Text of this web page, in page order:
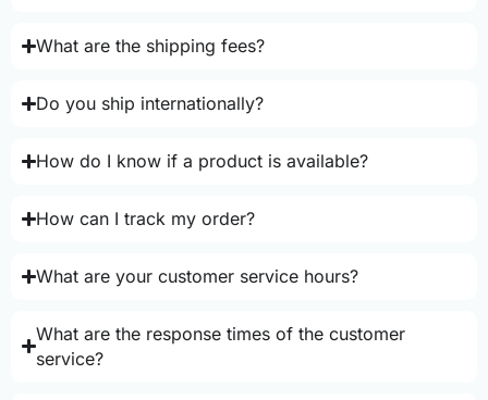
What are the shipping fees?
Do you ship internationally?
How do I know if a product is available?
How can I track my order?
What are your customer service hours?
What are the response times of the customer
service?